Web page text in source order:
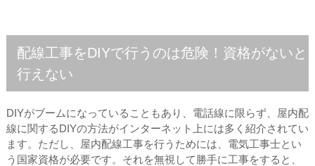
配線工事をDIYで行うのは危険！資格がないと
行えない
DIYがブームになっていることもあり、電話線に限らず、屋内配
線に関するDIYの方法がインターネット上には多く紹介されてい
ます。ただし、屋内配線工事を行うためには、電気工事士とい
う国家資格が必要です。それを無視して勝手に工事をすると、